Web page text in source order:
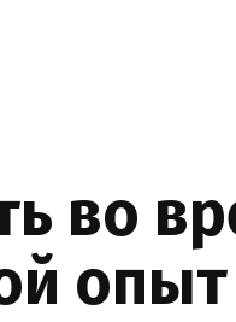
во
опыт